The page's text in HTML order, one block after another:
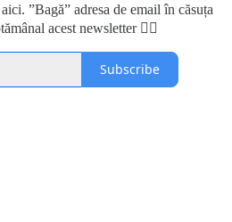
”Bagă” adresa de email în căsuța
acest newsletter 👇🏼
Subscribe